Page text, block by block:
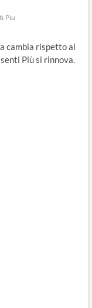
Piu
cambia rispetto al
Più si rinnova.